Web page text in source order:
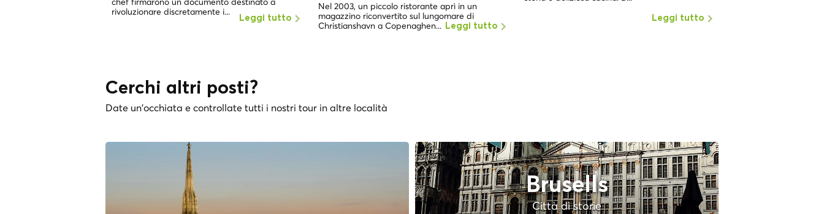
rivoluzionare discretamente i...
Leggi tutto
Nel 2003, un piccolo ristorante aprì in un
magazzino riconvertito sul lungomare di
Christianshavn a Copenaghen...
Leggi tutto
Leggi tutto
Cerchi altri posti?
Date un'occhiata e controllate tutti i nostri tour in altre località
Brusells
Città di storie